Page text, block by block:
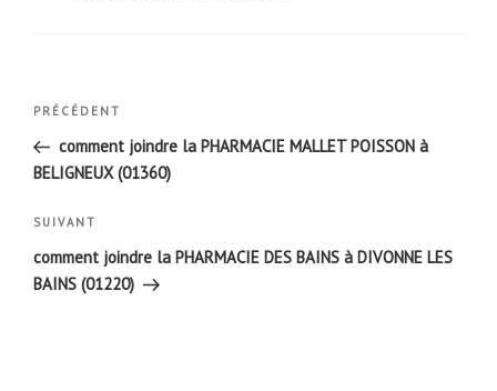
Navigation
l’article
Article
précédent
PRÉCÉDENT
comment joindre la PHARMACIE MALLET POISSON à
BELIGNEUX (01360)
Article
suivant
SUIVANT
comment joindre la PHARMACIE DES BAINS à DIVONNE LES
BAINS (01220)